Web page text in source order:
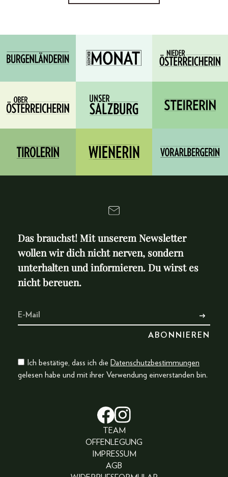
Das brauchst! Mit unserem Newsletter
wollen wir dich nicht nerven, sondern
unterhalten und informieren. Du wirst es
nicht bereuen.
Ich bestätige, dass ich die Datenschutzbestimmungen
gelesen habe und mit ihrer Verwendung einverstanden bin.
TEAM
OFFENLEGUNG
IMPRESSUM
AGB